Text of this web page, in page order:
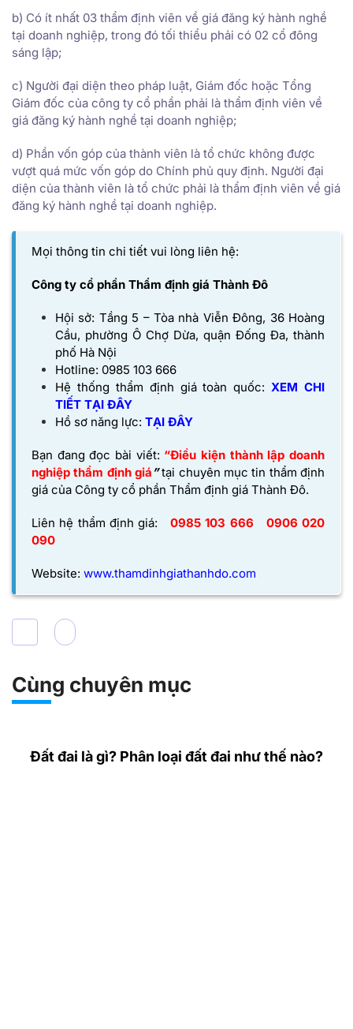
b) Có ít nhất 03 thẩm định viên về giá đăng ký hành nghề
tại doanh nghiệp, trong đó tối thiểu phải có 02 cổ đông
sáng lập;
c) Người đại diện theo pháp luật, Giám đốc hoặc Tổng
Giám đốc của công ty cổ phần phải là thẩm định viên về
giá đăng ký hành nghề tại doanh nghiệp;
d) Phần vốn góp của thành viên là tổ chức không được
vượt quá mức vốn góp do Chính phủ quy định. Người đại
diện của thành viên là tổ chức phải là thẩm định viên về giá
đăng ký hành nghề tại doanh nghiệp.
Mọi thông tin chi tiết vui lòng liên hệ:
Công ty cổ phần Thẩm định giá Thành Đô
Hội sở: Tầng 5 – Tòa nhà Viễn Đông, 36 Hoàng
Cầu, phường Ô Chợ Dừa, quận Đống Đa, thành
phố Hà Nội
Hotline: 0985 103 666
Hệ thống thẩm định giá toàn quốc: XEM CHI
TIẾT TẠI ĐÂY
Hồ sơ năng lực: TẠI ĐÂY
Bạn đang đọc bài viết: “Điều kiện thành lập doanh
nghiệp thẩm định giá ” tại chuyên mục tin thẩm định
giá của Công ty cổ phần Thẩm định giá Thành Đô.
Liên hệ thẩm định giá: 0985 103 666
0906 020
090
Website: www.thamdinhgiathanhdo.com
Cùng chuyên mục
Đất đai là gì? Phân loại đất đai như thế nào?